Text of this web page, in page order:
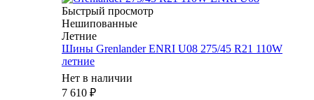
Быстрый просмотр
Нешипованные
Летние
Шины Grenlander ENRI U08 275/45 R21 110W
летние
Нет в наличии
7 610 ₽